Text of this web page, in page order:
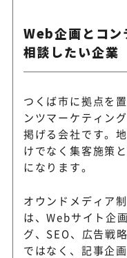
Web企画とコン
相談したい企業
つくば市に拠点を
ンツマーケティン
掲げる会社です。
けでなく集客施策
になります。
オウンドメディア
は、Webサイト企
グ、SEO、広告戦
ではなく、記事企